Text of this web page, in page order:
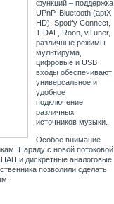
функций – поддержка
UPnP, Bluetooth (aptX
HD), Spotify Connect,
TIDAL, Roon, vTuner,
различные режимы
мультирума,
цифровые и USB
входы обеспечивают
универсальное и
удобное
подключение
различных
источников музыки.
Особое внимание
Наряду с новой потоковой
и дискретные аналоговые
позволили сделать